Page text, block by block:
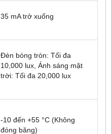
35 mA trở xuống
Đèn bóng tròn: Tối đa
10,000 lux, Ánh sáng mặt
trời: Tối đa 20,000 lux
-10 đến +55 °C (Không
đóng băng)